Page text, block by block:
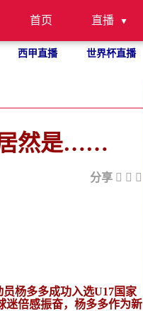
首页 直播
西甲直播 世界杯直播
居然是……
分享
杨多多成功入选U17国家
迷倍感振奋，杨多多作为新